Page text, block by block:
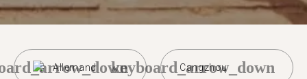
Allemand Cangzhou
keyboard_arrow_down